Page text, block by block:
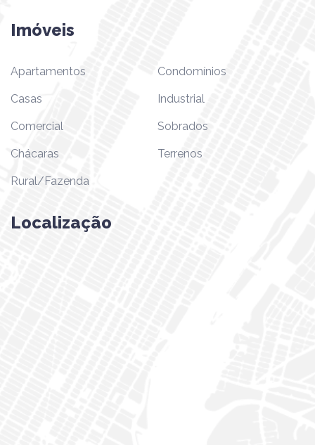
Imóveis
Apartamentos
Casas
Comercial
Chácaras
Rural/Fazenda
Condomínios
Industrial
Sobrados
Terrenos
Localização